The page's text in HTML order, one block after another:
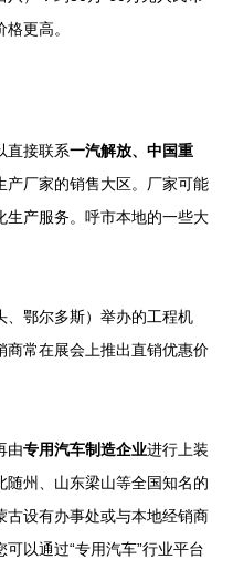
更高。
直接联系一汽解放、中国重
产厂家的销售大区。厂家可能
生产服务。呼市本地的一些大
、鄂尔多斯）举办的工程机
商常在展会上推出直销优惠价
由专用汽车制造企业进行上装
随州、山东梁山等全国知名的
古设有办事处或与本地经销商
以通过“专用汽车”行业平台